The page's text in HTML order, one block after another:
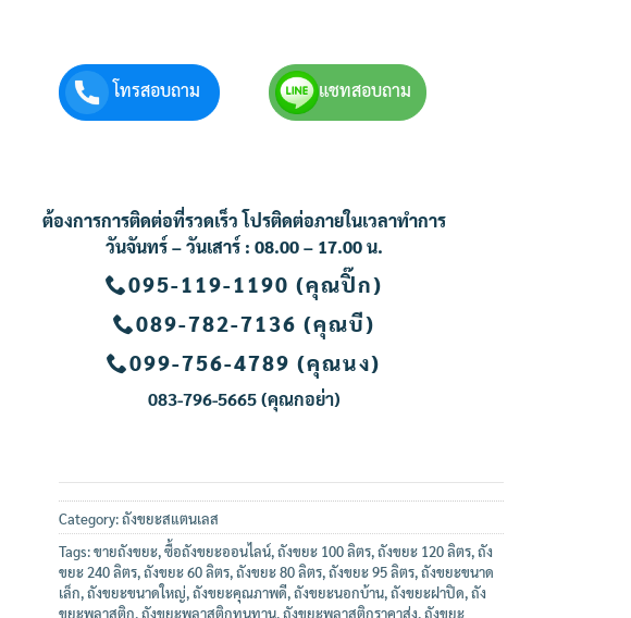
โทรสอบถาม แชทสอบถาม
ต้องการการติดต่อที่รวดเร็ว โปรติดต่อภายในเวลาทำการ
วันจันทร์ – วันเสาร์ : 08.00 – 17.00 น.
095-119-1190 (คุณปิ๊ก)
089-782-7136 (คุณบี)
099-756-4789 (คุณนง)
083-796-5665 (คุณกอย่า)
Category:ถังขยะสแตนเลส
Tags:ขายถังขยะ,ซื้อถังขยะออนไลน์,ถังขยะ 100 ลิตร,ถังขยะ 120 ลิตร,ถัง
ขยะ 240 ลิตร,ถังขยะ 60 ลิตร,ถังขยะ 80 ลิตร,ถังขยะ 95 ลิตร,ถังขยะขนาด
เล็ก,ถังขยะขนาดใหญ่,ถังขยะคุณภาพดี,ถังขยะนอกบ้าน,ถังขยะฝาปิด,ถัง
ขยะพลาสติก,ถังขยะพลาสติกทนทาน,ถังขยะพลาสติกราคาส่ง,ถังขยะ